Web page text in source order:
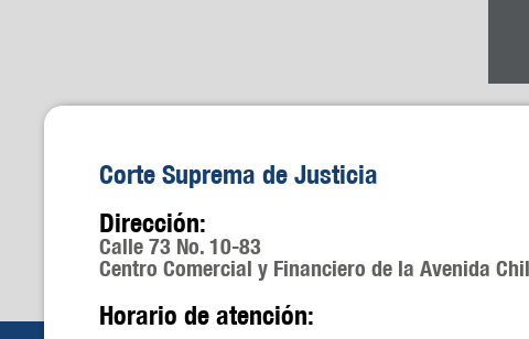
Corte Suprema de Justicia
Dirección:
Calle 73 No. 10-83
Centro Comercial y Financiero de la Avenida
Horario de atención: